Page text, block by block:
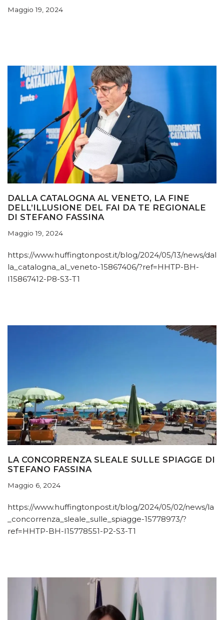
Maggio 19, 2024
DALLA CATALOGNA AL VENETO, LA FINE
DELL’ILLUSIONE DEL FAI DA TE REGIONALE
DI STEFANO FASSINA
Maggio 19, 2024
https://www.huffingtonpost.it/blog/2024/05/13/news/dal
la_catalogna_al_veneto-15867406/?ref=HHTP-BH-
I15867412-P8-S3-T1
LA CONCORRENZA SLEALE SULLE SPIAGGE DI
STEFANO FASSINA
Maggio 6, 2024
https://www.huffingtonpost.it/blog/2024/05/02/news/la
_concorrenza_sleale_sulle_spiagge-15778973/?
ref=HHTP-BH-I15778551-P2-S3-T1